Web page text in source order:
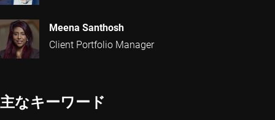
Meena Santhosh
Client Portfolio Manager
主なキーワード